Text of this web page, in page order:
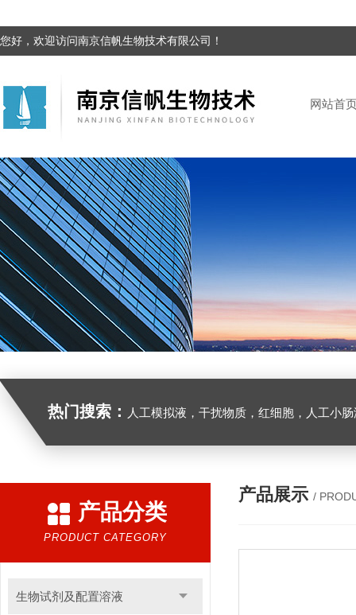
您好，欢迎访问南京信帆生物技术有限公司！
网站首
热门搜索： 人工模拟液，干扰物质，红细胞，人工小
产品分类
PRODUCT CATEGORY
生物试剂及配置溶液
产品展示 /